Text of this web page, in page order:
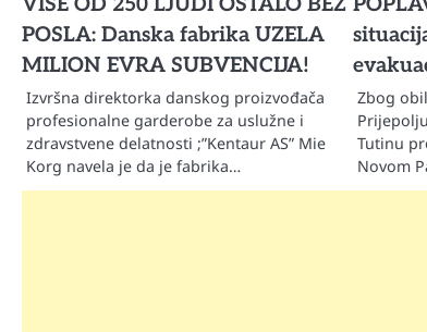
POSLA: Danska fabrika UZELA
MILION EVRA SUBVENCIJA!
Izvršna direktorka danskog proizvođača
profesionalne garderobe za uslužne i
zdravstvene delatnosti ;”Kentaur AS” Mie
Korg navela je da je fabrika…
Zbog
Tutinu
Novom